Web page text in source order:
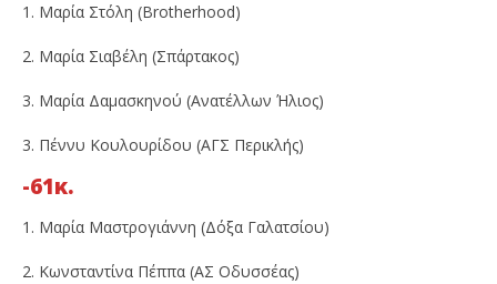
1. Μαρία Στόλη (Brotherhood)
2. Μαρία Σιαβέλη (Σπάρτακος)
3. Μαρία Δαμασκηνού (Ανατέλλων Ήλιος)
3. Πέννυ Κουλουρίδου (ΑΓΣ Περικλής)
-61κ.
1. Μαρία Μαστρογιάννη (Δόξα Γαλατσίου)
2. Κωνσταντίνα Πέππα (ΑΣ Οδυσσέας)